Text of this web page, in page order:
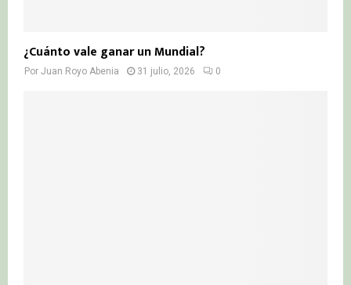
¿Cuánto vale ganar un Mundial?
Por Juan Royo Abenia 31 julio, 2026 0